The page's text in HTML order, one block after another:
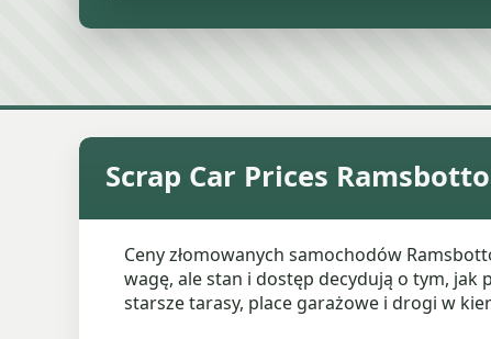
Scrap Car Prices
Ceny złomowanych samochodów
wagę, ale stan i dostęp decydują o tym,
starsze tarasy, place garażowe i drogi w